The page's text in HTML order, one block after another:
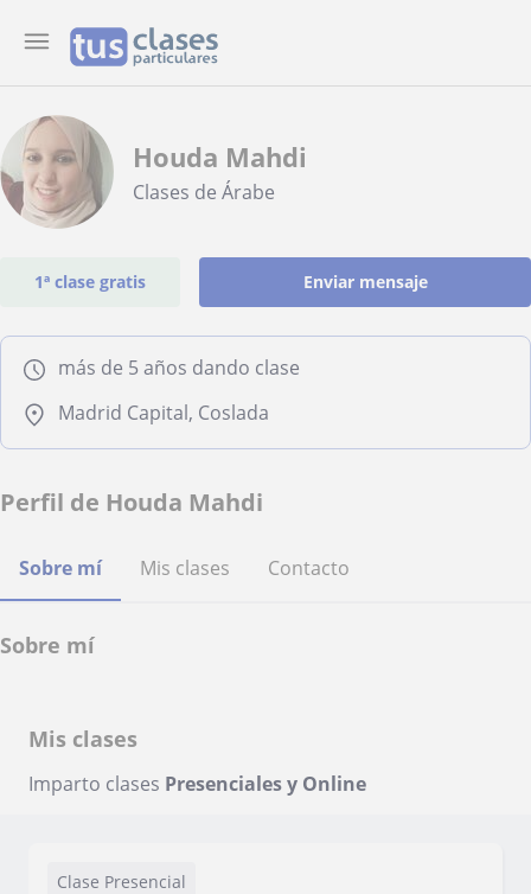
Houda Mahdi
Clases de Árabe
1ª clase gratis Enviar mensaje
más de 5 años dando clase
Madrid Capital, Coslada
Perfil de Houda Mahdi
Sobre mí Mis clases Contacto
Sobre mí
Mis clases
Imparto clases Presenciales y Online
Clase Presencial